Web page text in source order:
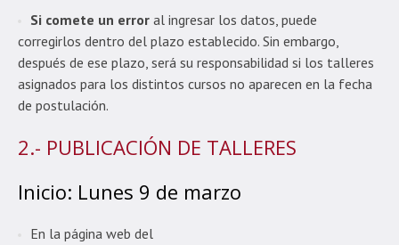
Si comete un erroral ingresar los datos, puede
corregirlos dentro del plazo establecido. Sin embargo,
después de ese plazo, será su responsabilidad si los talleres
asignados para los distintos cursos no aparecen en la fecha
de postulación.
2.- PUBLICACIÓN DE TALLERES
Inicio: Lunes 9 de marzo
En la página web del